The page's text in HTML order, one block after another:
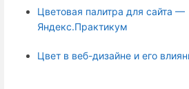
Цветовая палитра для сайта —
Яндекс.Практикум
Цвет в веб-дизайне и его